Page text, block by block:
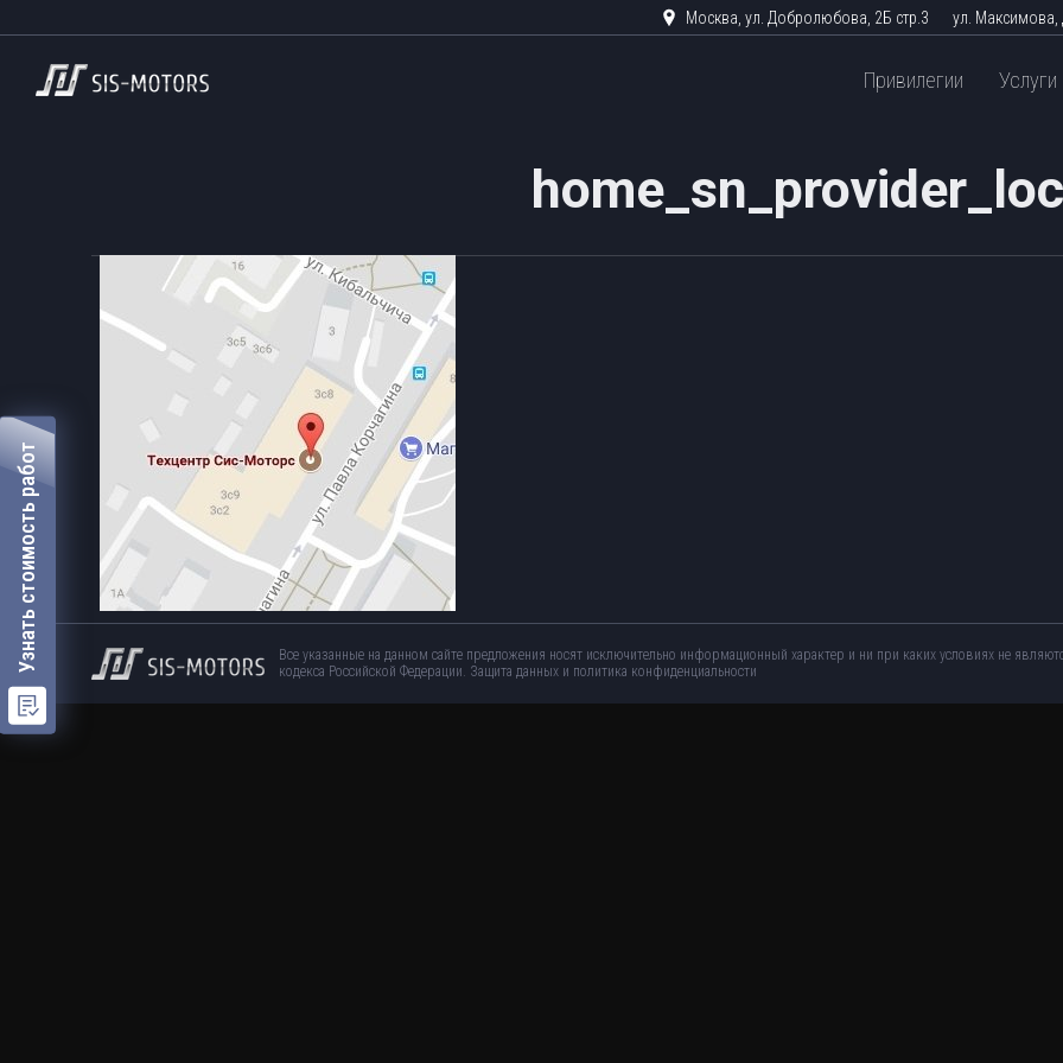
Узнать стоимость работ
Москва, ул. Добролюбова, 2Б стр.3 ул. Максимова,
Привилегии Услуги
home_sn_provider_loc
Все указанные на данном сайте предложения носят исключительно информационный характер и ни при каких условиях не
кодекса Российской Федерации. Защита данных и политика конфиденциальности